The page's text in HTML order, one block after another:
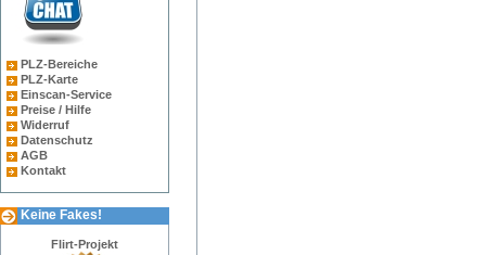
PLZ-Bereiche
PLZ-Karte
Einscan-Service
Preise / Hilfe
Widerruf
Datenschutz
AGB
Kontakt
Keine Fakes!
Flirt-Projekt